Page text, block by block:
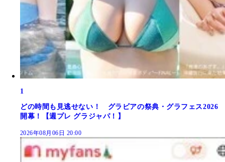
1
どの時間も見逃せない！ グラビアの祭典・グラフェス2026
開幕！【週プレ グラジャパ！】
2026年08月06日 20:00